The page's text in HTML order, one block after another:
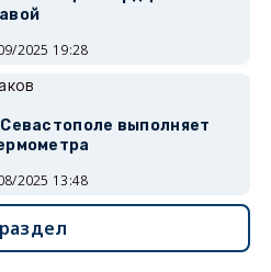
2025 19:28
выполняет
2025 13:48